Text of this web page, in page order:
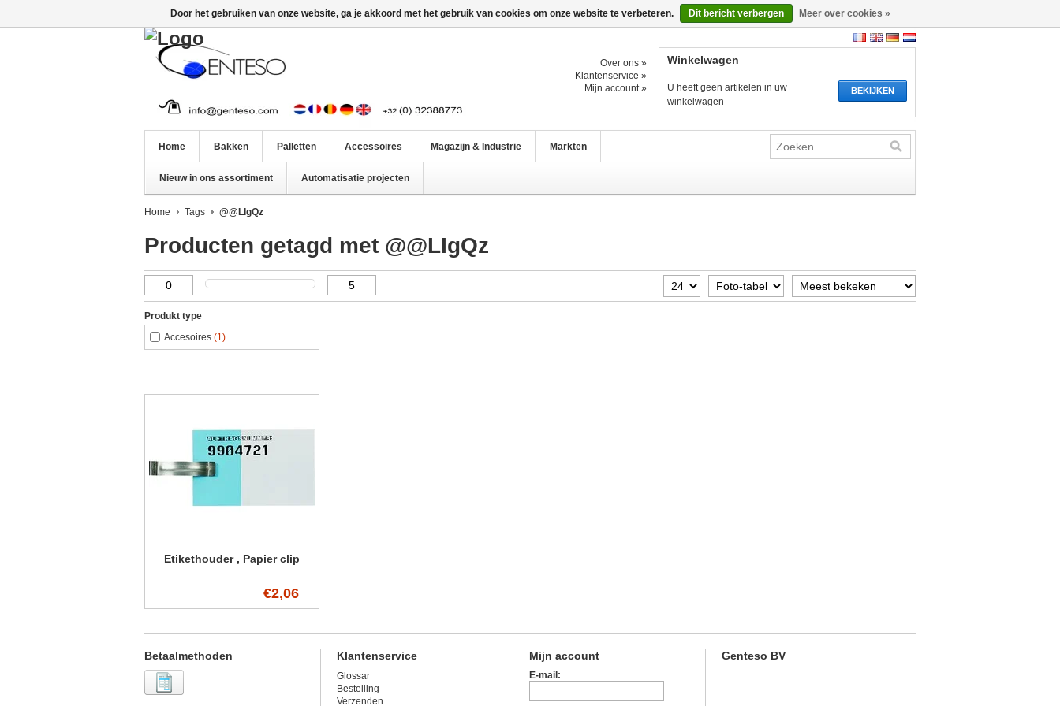
Over ons »
Klantenservice »
Mijn account »
Winkelwagen
BEKIJKEN
U heeft geen artikelen in uw
winkelwagen
Home Bakken Palletten Accessoires Magazijn & Industrie Markten
Nieuw in ons assortiment Automatisatie projecten
Home Tags @@LIgQz
Producten getagd met @@LIgQz
Produkt type
Accesoires (1)
Etikethouder , Papier clip
€2,06
Betaalmethoden Klantenservice
Glossar
Bestelling
Verzenden
Mijn account
E-mail:
Genteso BV
Door het gebruiken van onze website, ga je akkoord met het gebruik van cookies om onze website te verbeteren. Dit bericht verbergen Meer over cookies »